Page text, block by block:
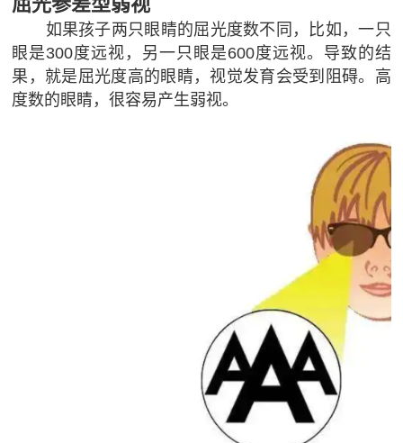
如果孩子两只眼睛的屈光度数不同，比如，一只
眼是300度远视，另一只眼是600度远视。导致的结
果，就是屈光度高的眼睛，视觉发育会受到阻碍。高
度数的眼睛，很容易产生弱视。